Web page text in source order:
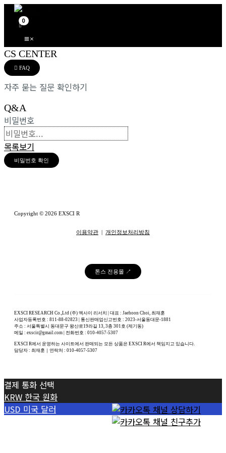
콘
건
너
뛰
기
CS CENTER
FAQ
자주 묻는 질문 확인하기
Q&A
비밀번호
목록보기
비밀번호 확인
Copyright © 2026 EXSCI R
이용약관 개인정보처리방침
톤스 전용몰 ↗
EXSCI RESEARCH Co.,Ltd (주) 엑사이 리서치 | 대표 : Jaehoon Choi, 최재훈
사업자등록번호 : 811-88-02823 | 통신판매업신고번호 : 2023-서울동대문-1881
주소 : 서울특별시 동대문구 왕산로19라길 13, 3층 301호 (제기동)
메일 : exscir@gmail.com | 전화번호 : 010-4057-5307
EXSCI R에서 운영하는 사이트에서 판매되는 모든 상품은 EXSCI R에서 책임지고 있습니다.
담당자 : 최재훈｜연락처 : 010-4057-5307
결제 통화 선택
KRW 한국 원화
USD 미국 달러